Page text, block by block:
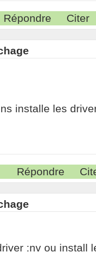
Répondre Citer
installe les
Répondre
:nv ou install